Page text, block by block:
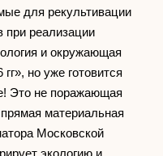
для рекультивации
при реализации
и окружающая
но уже готовится
Это не поражающая
материальная
Московской